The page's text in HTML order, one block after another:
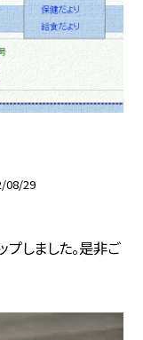
08/29
しました。是非ご